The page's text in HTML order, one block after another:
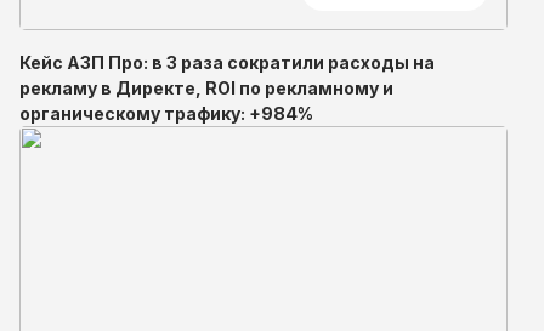
Кейс АЗП Про: в 3 раза сократили расходы на
рекламу в Директе, ROI по рекламному и
органическому трафику: +984%